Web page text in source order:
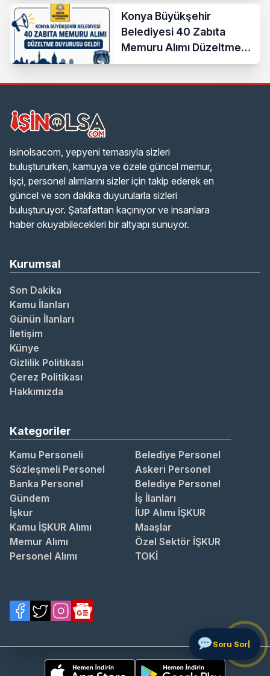
Konya Büyükşehir
Belediyesi 40 Zabıta
Memuru Alımı Düzeltme
Duyurusu Geldi!
isinolsacom, yepyeni temasıyla sizleri
buluştururken, kamuya ve özele güncel memur,
işçi, personel alımlarını sizler için takip ederek en
güncel ve son dakika duyurularla sizleri
buluşturuyor. Şatafattan kaçınıyor ve insanlara
haber okuyabilecekleri bir altyapı sunuyor.
Kurumsal
Son Dakika
Kamu İlanları
Günün İlanları
İletişim
Künye
Gizlilik Politikası
Çerez Politikası
Hakkımızda
Kategoriler
Kamu Personeli
Belediye Personel
Sözleşmeli Personel
Askeri Personel
Banka Personel
Belediye Personel
Gündem
İş İlanları
İşkur
İUP Alımı İŞKUR
Kamu İŞKUR Alımı
Maaşlar
Memur Alımı
Özel Sektör İŞKUR
Personel Alımı
TOKİ